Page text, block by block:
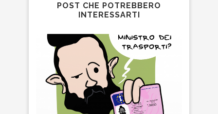
POST CHE POTREBBERO
INTERESSARTI